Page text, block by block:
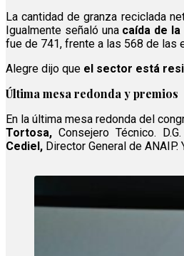
La cantidad de granza reciclada
Igualmente señaló una caída de
fue de 741, frente a las 568 de las
Alegre dijo que el sector está
Última mesa redonda y premios
En la última mesa redonda del
Tortosa,Consejero Técnico.
Cediel, Director General de ANAIP.